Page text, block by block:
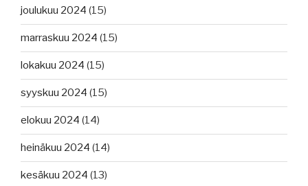
joulukuu 2024 (15)
marraskuu 2024 (15)
lokakuu 2024 (15)
syyskuu 2024 (15)
elokuu 2024 (14)
heinäkuu 2024 (14)
kesäkuu 2024 (13)